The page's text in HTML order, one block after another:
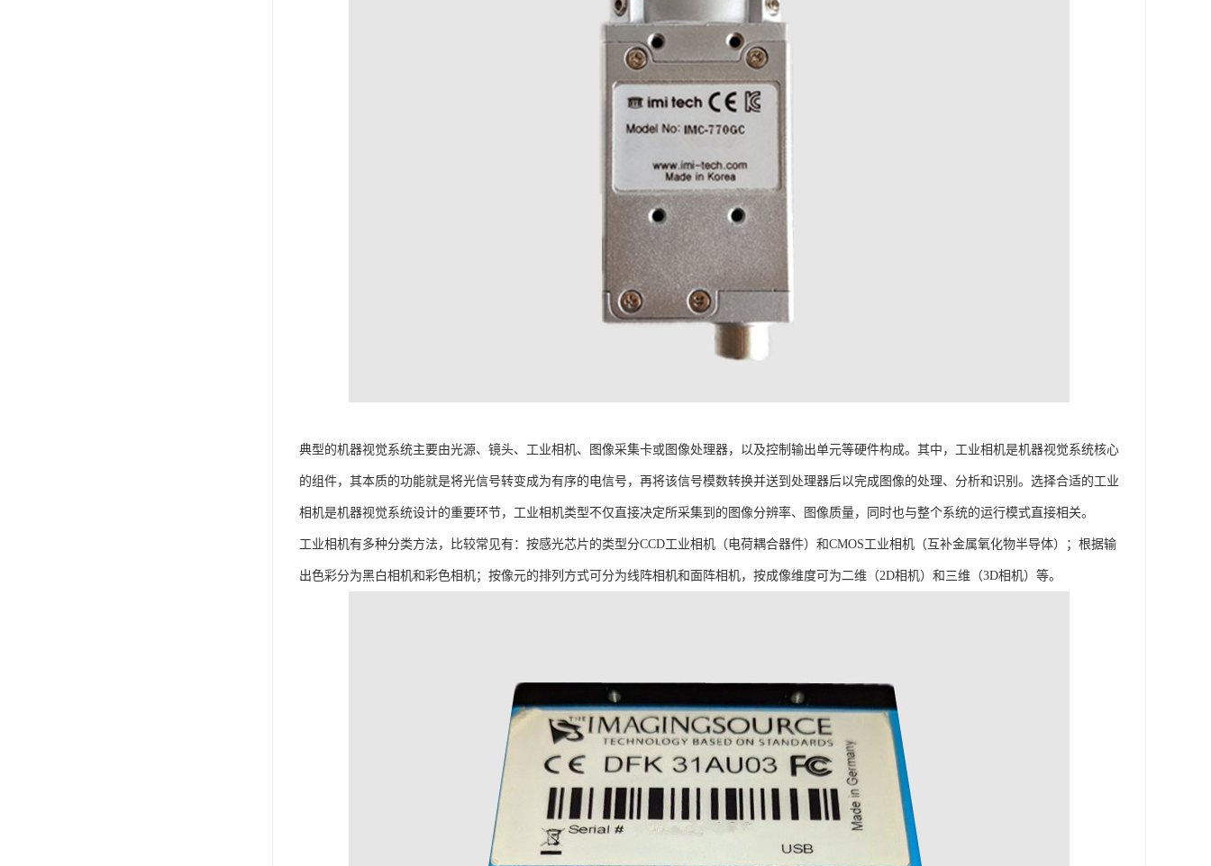
典型的机器视觉系统主要由光源、镜头、工业相机、图像采集卡或图像处理器，以及控制输出单元等硬件构成。其中，工业相机是机器视觉系统核心
的组件，其本质的功能就是将光信号转变成为有序的电信号，再将该信号模数转换并送到处理器后以完成图像的处理、分析和识别。选择合适的工业
相机是机器视觉系统设计的重要环节，工业相机类型不仅直接决定所采集到的图像分辨率、图像质量，同时也与整个系统的运行模式直接相关。
工业相机有多种分类方法，比较常见有：按感光芯片的类型分CCD工业相机（电荷耦合器件）和CMOS工业相机（互补金属氧化物半导体）；根据输
出色彩分为黑白相机和彩色相机；按像元的排列方式可分为线阵相机和面阵相机，按成像维度可为二维（2D相机）和三维（3D相机）等。